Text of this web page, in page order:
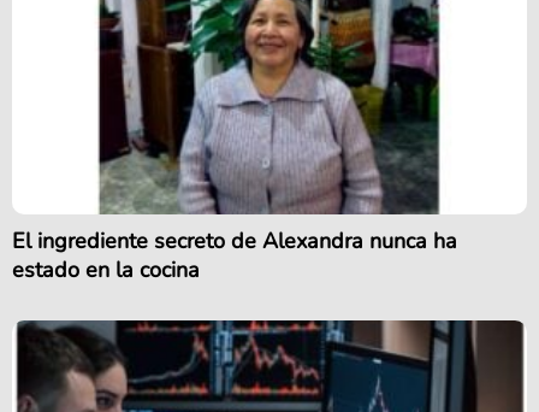
El ingrediente secreto de Alexandra nunca ha
estado en la cocina